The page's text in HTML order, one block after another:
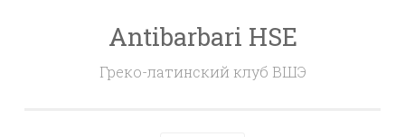
Antibarbari HSE
Греко-латинский клуб ВШЭ